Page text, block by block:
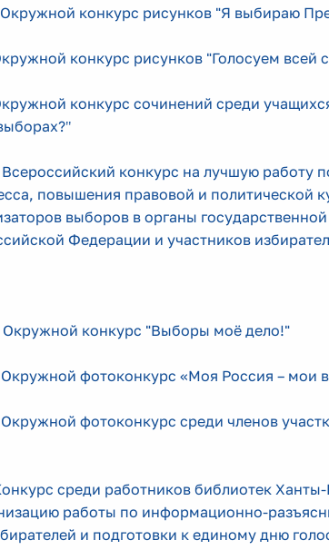
Окружной конкурс рисунков "Я выбираю
конкурс рисунков "Голосуем всей
конкурс сочинений среди
"
конкурс на лучшую работу
повышения правовой и политической
выборов в органы
Федерации и участников
Окружной конкурс "Выборы моё дело!"
Окружной фотоконкурс «Моя Россия – мои
Окружной фотоконкурс среди членов
среди работников библиотек
работы по информационно-
и подготовки к единому дню